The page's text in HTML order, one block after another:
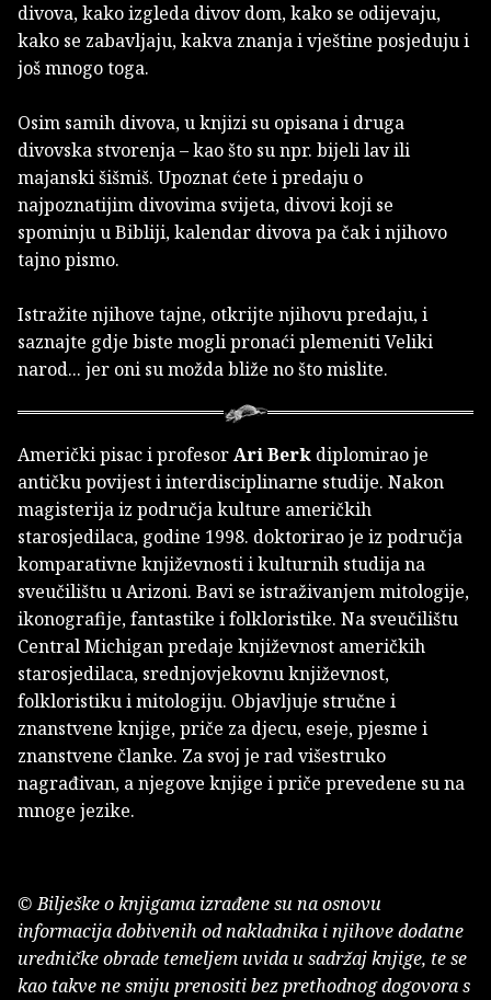
divova, kako izgleda divov dom, kako se odijevaju,
kako se zabavljaju, kakva znanja i vještine posjeduju i
još mnogo toga.
Osim samih divova, u knjizi su opisana i druga
divovska stvorenja – kao što su npr. bijeli lav ili
majanski šišmiš. Upoznat ćete i predaju o
najpoznatijim divovima svijeta, divovi koji se
spominju u Bibliji, kalendar divova pa čak i njihovo
tajno pismo.
Istražite njihove tajne, otkrijte njihovu predaju, i
saznajte gdje biste mogli pronaći plemeniti Veliki
narod... jer oni su možda bliže no što mislite.
Američki pisac i profesorAri Berk diplomirao je
antičku povijest i interdisciplinarne studije. Nakon
magisterija iz područja kulture američkih
starosjedilaca, godine 1998. doktorirao je iz područja
komparativne književnosti i kulturnih studija na
sveučilištu u Arizoni. Bavi se istraživanjem mitologije,
ikonografije, fantastike i folkloristike. Na sveučilištu
Central Michigan predaje književnost američkih
starosjedilaca, srednjovjekovnu književnost,
folkloristiku i mitologiju. Objavljuje stručne i
znanstvene knjige, priče za djecu, eseje, pjesme i
znanstvene članke. Za svoj je rad višestruko
nagrađivan, a njegove knjige i priče prevedene su na
mnoge jezike.
© Bilješke o knjigama izrađene su na osnovu
informacija dobivenih od nakladnika i njihove dodatne
uredničke obrade temeljem uvida u sadržaj knjige, te se
kao takve ne smiju prenositi bez prethodnog dogovora s